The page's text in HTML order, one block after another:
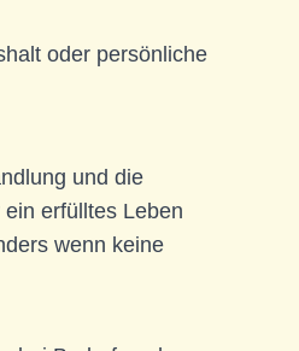
oder persönliche
und die
erfülltes Leben
wenn keine